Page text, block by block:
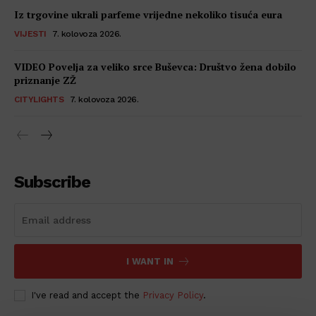
Iz trgovine ukrali parfeme vrijedne nekoliko tisuća eura
VIJESTI 7. kolovoza 2026.
VIDEO Povelja za veliko srce Buševca: Društvo žena dobilo
priznanje ZŽ
CITYLIGHTS 7. kolovoza 2026.
Subscribe
I WANT IN
I've read and accept the Privacy Policy.